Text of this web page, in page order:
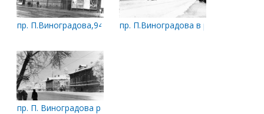
пр. П.Виноградова,94. Бывший дом В. Гувелякена в 1960-х гг.
пр. П.Виноградова в районе к/т
пр. П. Виноградова районе кинотеатра Мир